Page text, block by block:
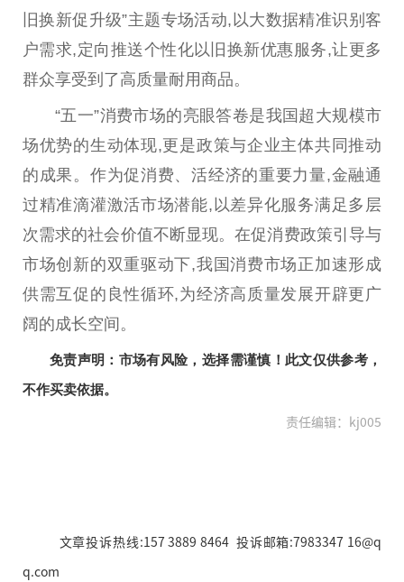
旧换新促升级”主题专场活动,以大数据精准识别客
户需求,定向推送个性化以旧换新优惠服务,让更多
群众享受到了高质量耐用商品。
“五一”消费市场的亮眼答卷是我国超大规模市
场优势的生动体现,更是政策与企业主体共同推动
的成果。作为促消费、活经济的重要力量,金融通
过精准滴灌激活市场潜能,以差异化服务满足多层
次需求的社会价值不断显现。在促消费政策引导与
市场创新的双重驱动下,我国消费市场正加速形成
供需互促的良性循环,为经济高质量发展开辟更广
阔的成长空间。
免责声明：市场有风险，选择需谨慎！此文仅供参考，
不作买卖依据。
责任编辑：kj005
文章投诉热线:157 3889 8464 投诉邮箱:7983347 16@q
q.com